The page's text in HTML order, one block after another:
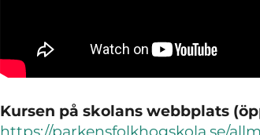
Kursen på skolans webbplats
https://parkensfolkhogskola.se/